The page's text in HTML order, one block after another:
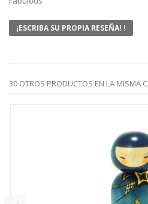
¡ESCRIBA SU PROPIA RESEÑA! !
30 OTROS PRODUCTOS EN LA MISMA